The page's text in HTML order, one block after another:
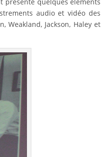
audio et vidéo des
Jackson, Haley et